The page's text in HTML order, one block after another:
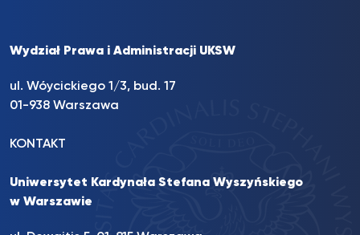
Wydział Prawa i Administracji UKSW
ul. Wóycickiego 1/3, bud. 17
01-938 Warszawa
KONTAKT
Uniwersytet Kardynała Stefana Wyszyńskiego
w Warszawie